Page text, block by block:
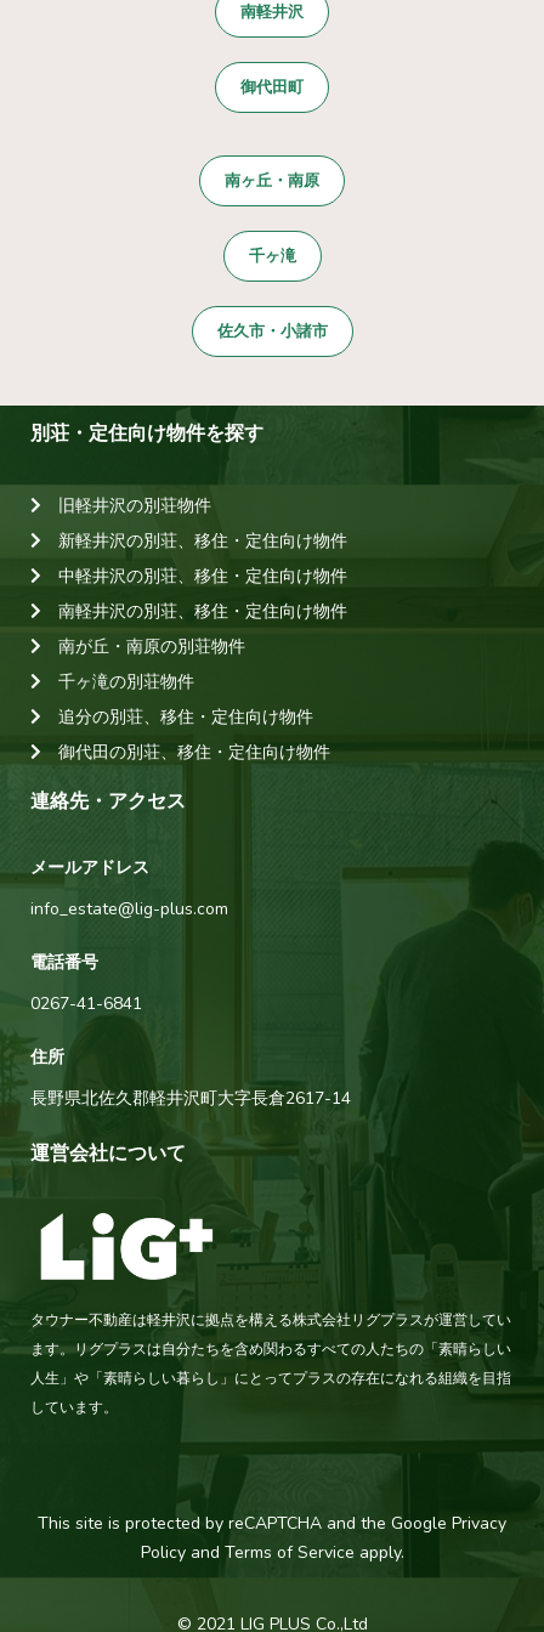
南軽井沢
御代田町
南ヶ丘・南原
千ヶ滝
佐久市・小諸市
別荘・定住向け物件を探す
旧軽井沢の別荘物件
新軽井沢の別荘、移住・定住向け物件
中軽井沢の別荘、移住・定住向け物件
南軽井沢の別荘、移住・定住向け物件
南が丘・南原の別荘物件
千ヶ滝の別荘物件
追分の別荘、移住・定住向け物件
御代田の別荘、移住・定住向け物件
連絡先・アクセス
メールアドレス
info_estate@lig-plus.com
電話番号
0267-41-6841
住所
長野県北佐久郡軽井沢町大字長倉2617-14
運営会社について
タウナー不動産は軽井沢に拠点を構える株式会社リグプラスが運営してい
ます。リグプラスは自分たちを含め関わるすべての人たちの「素晴らしい
人生」や「素晴らしい暮らし」にとってプラスの存在になれる組織を目指
しています。
This site is protected by reCAPTCHA and the Google Privacy
Policyand Terms of Service apply.
© 2021 LIG PLUS Co.,Ltd